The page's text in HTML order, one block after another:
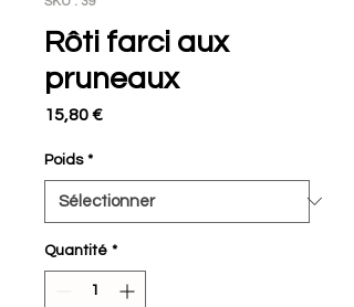
Rôti farci aux
pruneaux
15,80 €Prix
Poids *
Quantité *